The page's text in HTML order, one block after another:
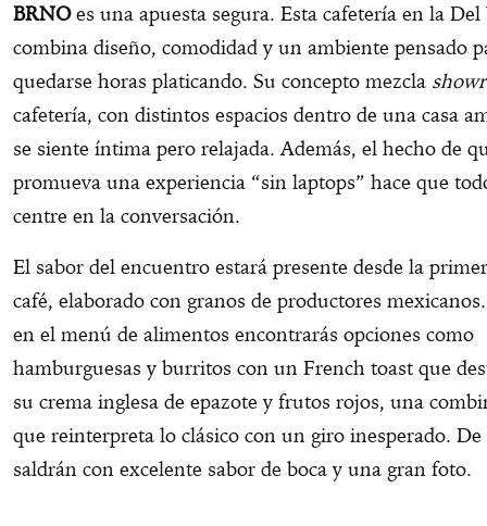
BRNOes una apuesta segura. Esta cafetería en la Del
combina diseño, comodidad y un ambiente pensado
quedarse horas platicando. Su concepto mezcla
cafetería, con distintos espacios dentro de una casa
se siente íntima pero relajada. Además, el hecho de
promueva una experiencia “sin laptops” hace que
centre en la conversación.
El sabor del encuentro estará presente desde la
café, elaborado con granos de productores
en el menú de alimentos encontrarás opciones como
hamburguesas y burritos con un French toast que
su crema inglesa de epazote y frutos rojos, una
que reinterpreta lo clásico con un giro inesperado.
saldrán con excelente sabor de boca y una gran foto.